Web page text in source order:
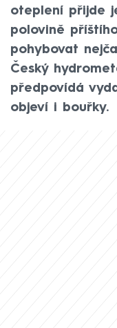
oteplení přijde
polovině
pohybovat
Český
předpovídá
objeví i bouřky.